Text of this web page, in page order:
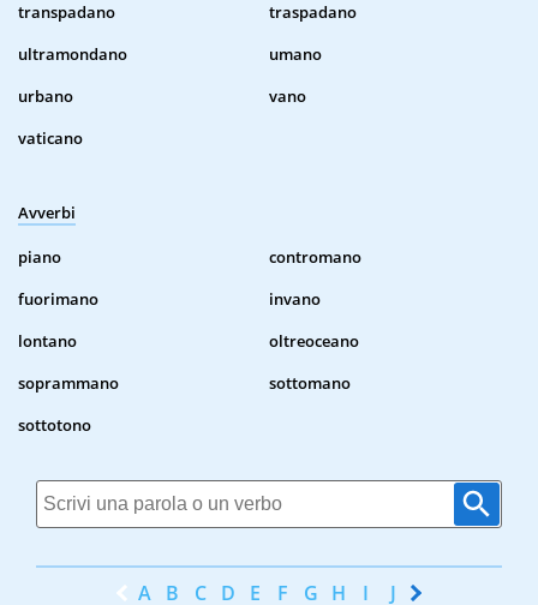
transpadano
traspadano
ultramondano
umano
urbano
vano
vaticano
Avverbi
piano
contromano
fuorimano
invano
lontano
oltreoceano
soprammano
sottomano
sottotono
A B C D E F G H I J K